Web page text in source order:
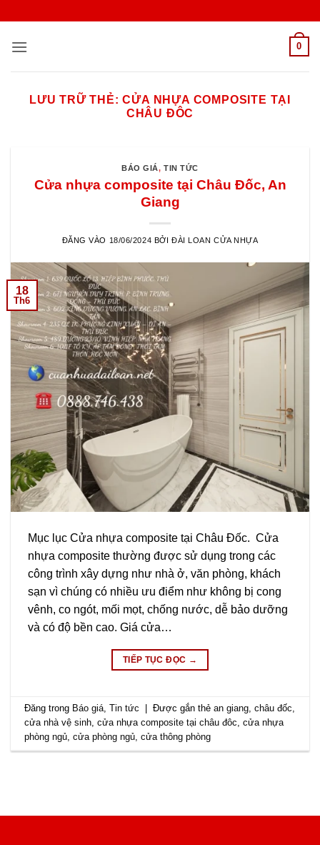
nội
0
LƯU TRỮ THẺ:CỬA NHỰA COMPOSITE TẠI
CHÂU ĐÔC
BÁO GIÁ,TIN TỨC
Cửa nhựa composite tại Châu Đốc, An
Giang
ĐĂNG VÀO 18/06/2024 BỞI ĐÀI LOAN CỬA NHỰA
18
Th6
Mục lục Cửa nhựa composite tại Châu Đốc. Cửa
nhựa composite thường được sử dụng trong các
công trình xây dựng như nhà ở, văn phòng, khách
sạn vì chúng có nhiều ưu điểm như không bị cong
vênh, co ngót, mối mọt, chống nước, dễ bảo dưỡng
và có độ bền cao. Giá cửa…
TIẾP TỤC ĐỌC →
Đăng trong Báo giá,Tin tức Được gắn thẻan giang,châu đốc,
cửa nhà vệ sinh,cửa nhựa composite tại châu đôc,cửa nhựa
phòng ngủ,cửa phòng ngủ,cửa thông phòng